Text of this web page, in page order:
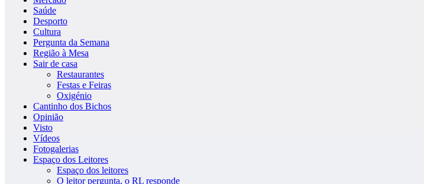
Saúde
Desporto
Cultura
Pergunta da Semana
Região à Mesa
Sair de casa
Restaurantes
Festas e Feiras
Oxigénio
Cantinho dos Bichos
Opinião
Visto
Vídeos
Fotogalerias
Espaço dos Leitores
Espaço dos leitores
O leitor pergunta, o RL responde